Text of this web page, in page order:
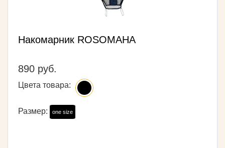
Накомарник ROSOMAHA
890 руб.
Цвета товара:
Размер: one size